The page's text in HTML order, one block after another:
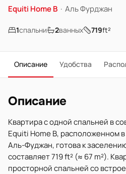
Equiti Home B · Аль Фурджан
1спальни 2ванных 719ft²
Описание Удобства
Описание
Квартира с одной спальней в
Equiti Home B, расположенном
Аль-Фуджан, готова к
составляет 719 ft² (≈ 67 m²).
просторной спальней со